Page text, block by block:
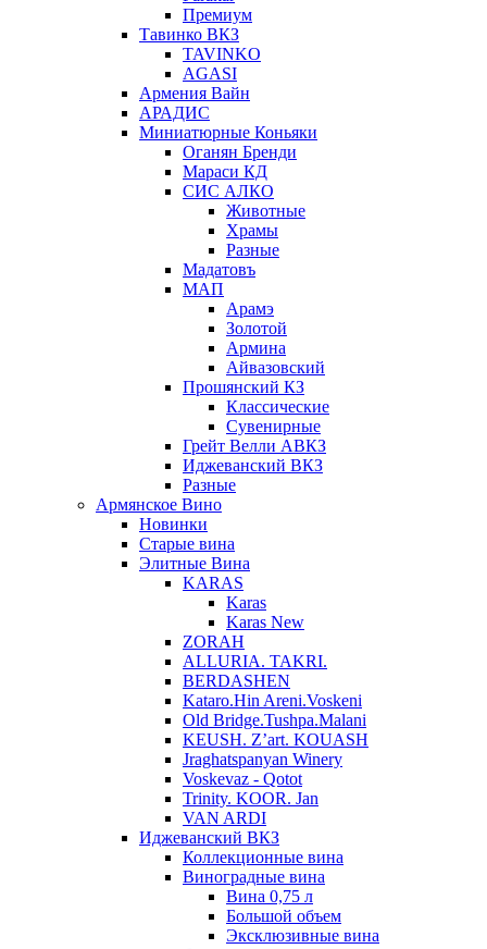
Премиум
Тавинко ВКЗ
TAVINKO
AGASI
Армения Вайн
АРАДИС
Миниатюрные Коньяки
Оганян Бренди
Мараси КД
СИС АЛКО
Животные
Храмы
Разные
Мадатовъ
МАП
Арамэ
Золотой
Армина
Айвазовский
Прошянский КЗ
Классические
Сувенирные
Грейт Велли АВКЗ
Иджеванский ВКЗ
Разные
Армянское Вино
Новинки
Старые вина
Элитные Вина
KARAS
Karas
Karas New
ZORAH
ALLURIA. TAKRI.
BERDASHEN
Kataro.Hin Areni.Voskeni
Old Bridge.Tushpa.Malani
KEUSH. Z’art. KOUASH
Jraghatspanyan Winery
Voskevaz - Qotot
Trinity. KOOR. Jan
VAN ARDI
Иджеванский ВКЗ
Коллекционные вина
Виноградные вина
Вина 0,75 л
Большой объем
Эксклюзивные вина